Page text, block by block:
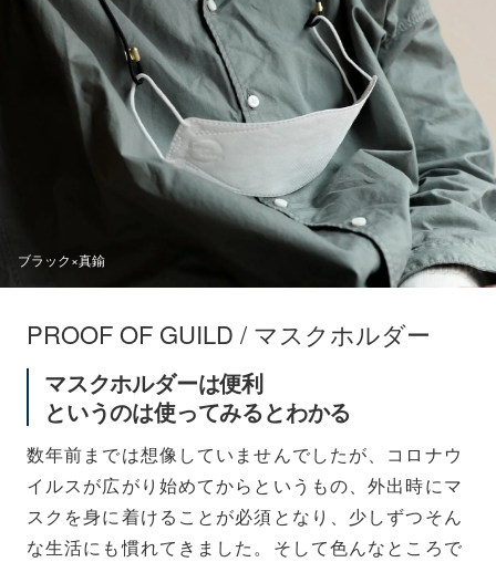
ブラック×真鍮
PROOF OF GUILD / マスクホルダー
マスクホルダーは便利
というのは使ってみるとわかる
数年前までは想像していませんでしたが、コロナウ
イルスが広がり始めてからというもの、外出時にマ
スクを身に着けることが必須となり、少しずつそん
な生活にも慣れてきました。そして色んなところで